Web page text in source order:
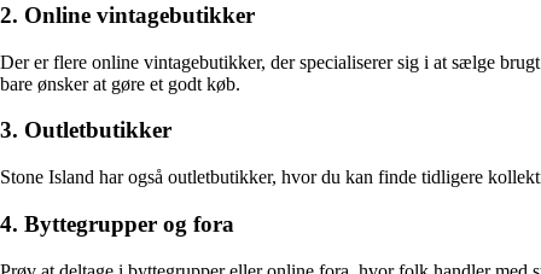
2. Online vintagebutikker
Der er flere online vintagebutikker, der specialiserer sig i at sælge
bare ønsker at gøre et godt køb.
3. Outletbutikker
Stone Island har også outletbutikker, hvor du kan finde tidligere
4. Byttegrupper og fora